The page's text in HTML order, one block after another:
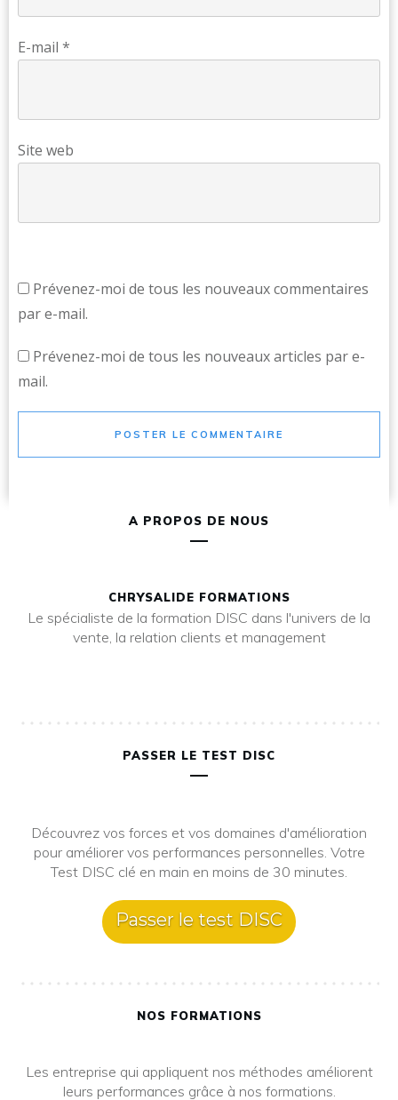
E-mail *
Site web
Prévenez-moi de tous les nouveaux commentaires
par e-mail.
Prévenez-moi de tous les nouveaux articles par e-
mail.
POSTER LE COMMENTAIRE
A PROPOS DE NOUS
CHRYSALIDE FORMATIONS
Le spécialiste de la formation DISC dans l'univers de la
vente, la relation clients et management
PASSER LE TEST DISC
Découvrez vos forces et vos domaines d'amélioration
pour améliorer vos performances personnelles. Votre
Test DISC clé en main en moins de 30 minutes.
Passer le test DISC
NOS FORMATIONS
Les entreprise qui appliquent nos méthodes améliorent
leurs performances grâce à nos formations.